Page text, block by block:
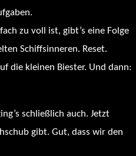
zu voll ist, gibt’s eine Folge
Schiffsinneren. Reset.
die kleinen Biester. Und dann:
schließlich auch. Jetzt
gibt. Gut, dass wir den